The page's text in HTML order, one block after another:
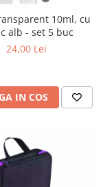
10ml, cu
alb - set 5 buc
24,00 Lei
IN COS